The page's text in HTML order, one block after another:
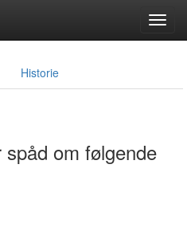
Historie
om følgende